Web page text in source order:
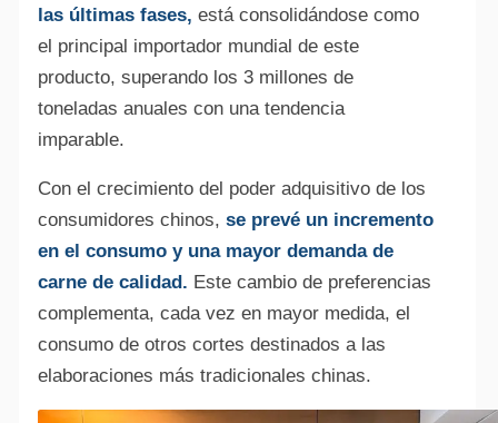
las últimas fases, está consolidándose como
el principal importador mundial de este
producto, superando los 3 millones de
toneladas anuales con una tendencia
imparable.
Con el crecimiento del poder adquisitivo de los
consumidores chinos, se prevé un incremento
en el consumo y una mayor demanda de
carne de calidad. Este cambio de preferencias
complementa, cada vez en mayor medida, el
consumo de otros cortes destinados a las
elaboraciones más tradicionales chinas.